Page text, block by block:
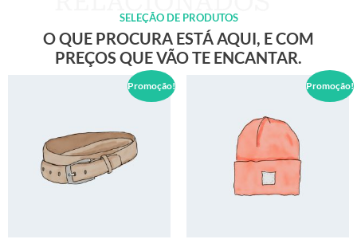
SELEÇÃO DE PRODUTOS
O QUE PROCURA ESTÁ AQUI, E COM
PREÇOS QUE VÃO TE ENCANTAR.
Promoção! Promoção!